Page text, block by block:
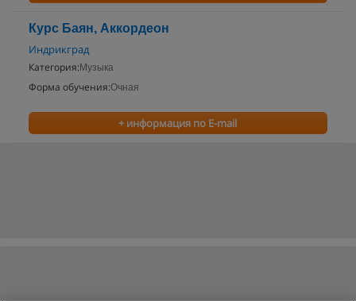
Курс Баян, Аккордеон
Индрикград
Категория: Музыка
Форма обучения:Очная
+ информация по E-mail